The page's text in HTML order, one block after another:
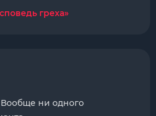
греха»
Вообще ни одного